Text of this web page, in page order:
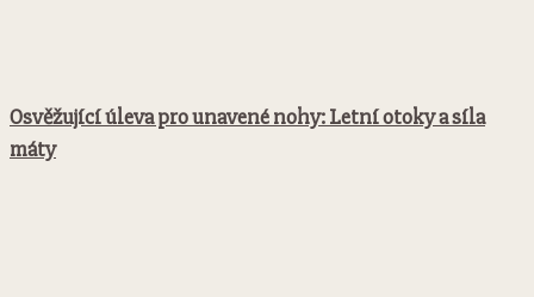
Osvěžující úleva pro unavené nohy: Letní otoky a síla
máty